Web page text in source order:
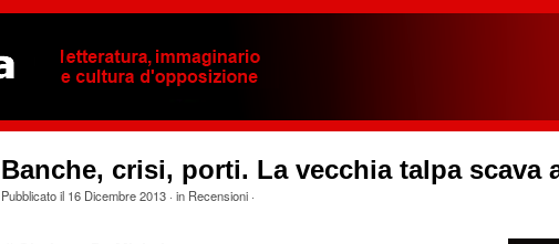
Banche, crisi, porti. La vecchia talpa scava
Pubblicato il 16 Dicembre 2013· in Recensioni·